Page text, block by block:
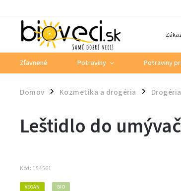
Zľavnené Potraviny Potraviny
Domov / Kozmetika a drogéria / Drogéria
Leštidlo do
Kód: 154561
VEGAN BIO